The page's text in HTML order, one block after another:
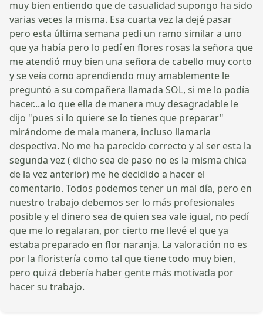
muy bien entiendo que de casualidad supongo ha sido
varias veces la misma. Esa cuarta vez la dejé pasar
pero esta última semana pedi un ramo similar a uno
que ya había pero lo pedí en flores rosas la señora que
me atendió muy bien una señora de cabello muy corto
y se veía como aprendiendo muy amablemente le
preguntó a su compañera llamada SOL, si me lo podía
hacer...a lo que ella de manera muy desagradable le
dijo "pues si lo quiere se lo tienes que preparar"
mirándome de mala manera, incluso llamaría
despectiva. No me ha parecido correcto y al ser esta la
segunda vez ( dicho sea de paso no es la misma chica
de la vez anterior) me he decidido a hacer el
comentario. Todos podemos tener un mal día, pero en
nuestro trabajo debemos ser lo más profesionales
posible y el dinero sea de quien sea vale igual, no pedí
que me lo regalaran, por cierto me llevé el que ya
estaba preparado en flor naranja. La valoración no es
por la floristería como tal que tiene todo muy bien,
pero quizá debería haber gente más motivada por
hacer su trabajo.